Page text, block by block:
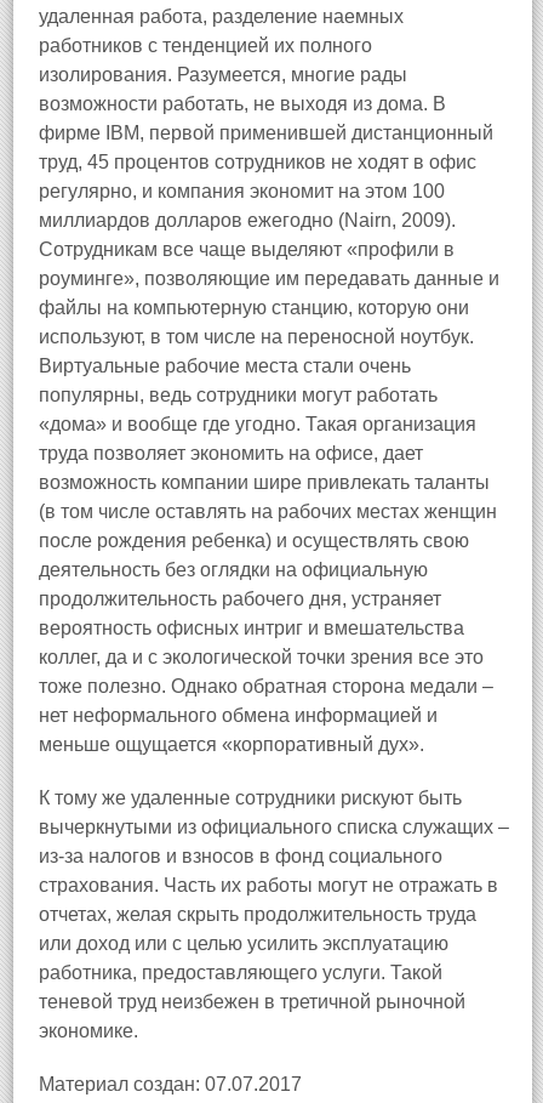
удаленная работа, разделение наемных
работников с тенденцией их полного
изолирования. Разумеется, многие рады
возможности работать, не выходя из дома. В
фирме IBM, первой применившей дистанционный
труд, 45 процентов сотрудников не ходят в офис
регулярно, и компания экономит на этом 100
миллиардов долларов ежегодно (Nairn, 2009).
Сотрудникам все чаще выделяют «профили в
роуминге», позволяющие им передавать данные и
файлы на компьютерную станцию, которую они
используют, в том числе на переносной ноутбук.
Виртуальные рабочие места стали очень
популярны, ведь сотрудники могут работать
«дома» и вообще где угодно. Такая организация
труда позволяет экономить на офисе, дает
возможность компании шире привлекать таланты
(в том числе оставлять на рабочих местах женщин
после рождения ребенка) и осуществлять свою
деятельность без оглядки на официальную
продолжительность рабочего дня, устраняет
вероятность офисных интриг и вмешательства
коллег, да и с экологической точки зрения все это
тоже полезно. Однако обратная сторона медали –
нет неформального обмена информацией и
меньше ощущается «корпоративный дух».
К тому же удаленные сотрудники рискуют быть
вычеркнутыми из официального списка служащих –
из‑за налогов и взносов в фонд социального
страхования. Часть их работы могут не отражать в
отчетах, желая скрыть продолжительность труда
или доход или с целью усилить эксплуатацию
работника, предоставляющего услуги. Такой
теневой труд неизбежен в третичной рыночной
экономике.
Материал создан: 07.07.2017